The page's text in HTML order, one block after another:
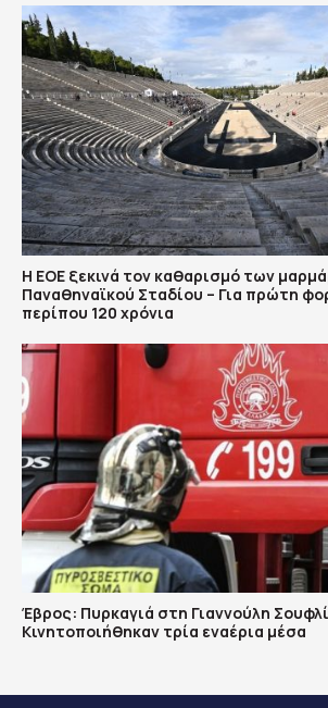
Η ΕΟΕ ξεκινά τον καθαρισμό των
Παναθηναϊκού Σταδίου – Για πρώτη
περίπου 120 χρόνια
Έβρος: Πυρκαγιά στη Γιαννούλη
Κινητοποιήθηκαν τρία εναέρια μέσα